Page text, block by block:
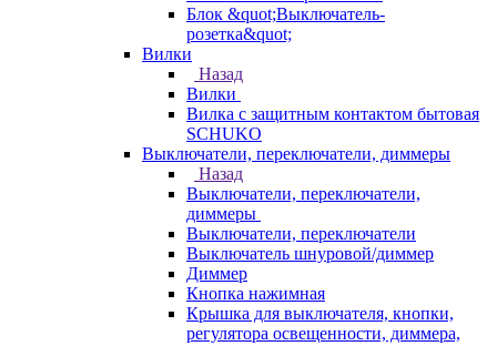
Блок &quot;Выключатель-
розетка&quot;
Вилки
Назад
Вилки
Вилка с защитным контактом бытовая
SCHUKO
Выключатели, переключатели, диммеры
Назад
Выключатели, переключатели,
диммеры
Выключатели, переключатели
Выключатель шнуровой/диммер
Диммер
Кнопка нажимная
Крышка для выключателя, кнопки,
регулятора освещенности, диммера,